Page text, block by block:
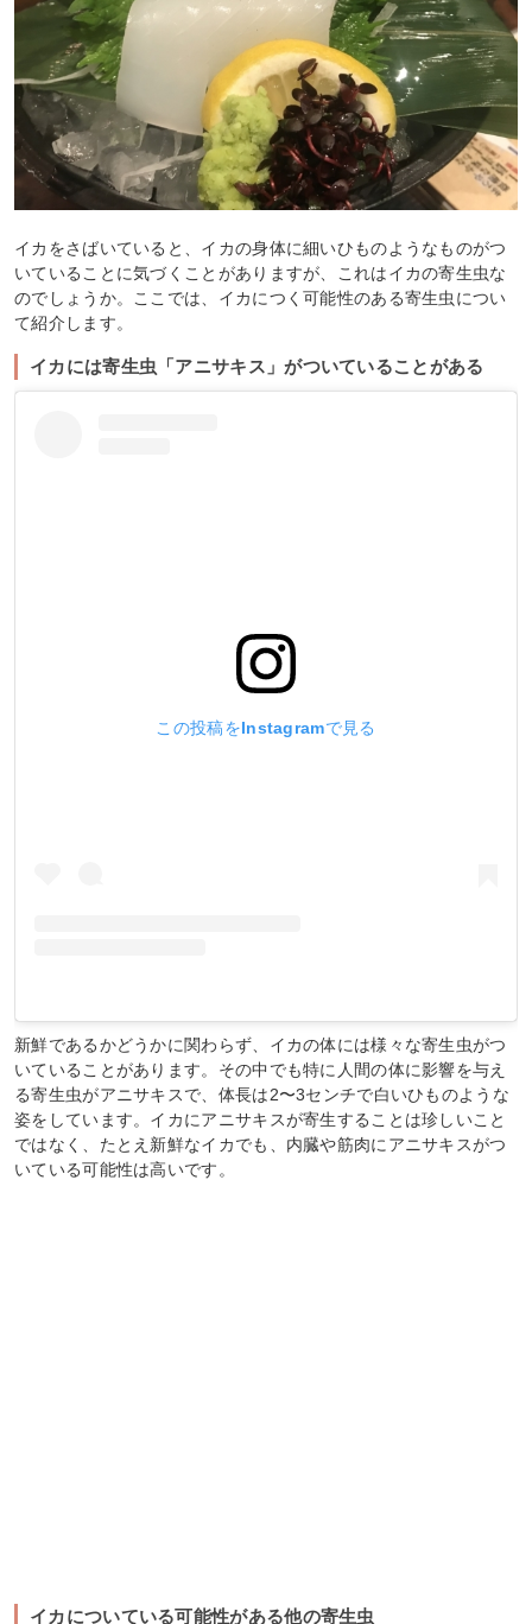
イカをさばいていると、イカの身体に細いひものようなものがつ
いていることに気づくことがありますが、これはイカの寄生虫な
のでしょうか。ここでは、イカにつく可能性のある寄生虫につい
て紹介します。
イカには寄生虫「アニサキス」がついていることがある
この投稿をInstagramで見る
新鮮であるかどうかに関わらず、イカの体には様々な寄生虫がつ
いていることがあります。その中でも特に人間の体に影響を与え
る寄生虫がアニサキスで、体長は2〜3センチで白いひものような
姿をしています。イカにアニサキスが寄生することは珍しいこと
ではなく、たとえ新鮮なイカでも、内臓や筋肉にアニサキスがつ
いている可能性は高いです。
イカについている可能性がある他の寄生虫